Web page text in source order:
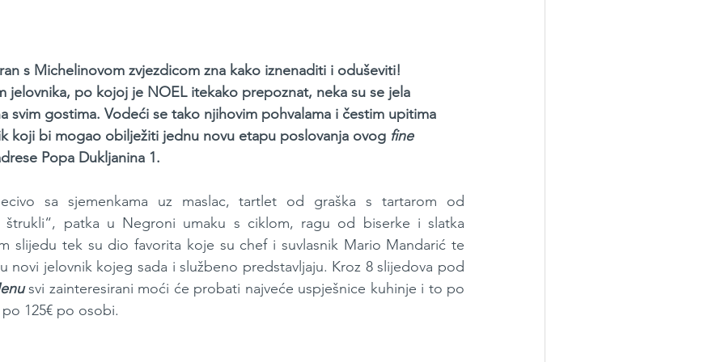
s Michelinovom zvjezdicom zna kako iznenaditi i oduševiti!
jelovnika, po kojoj je NOEL itekako prepoznat, neka su se jela
svim gostima. Vodeći se tako njihovim pohvalama i čestim upitima
koji bi mogao obilježiti jednu novu etapu poslovanja ovog fine
Popa Dukljanina 1.
sa sjemenkama uz maslac, tartlet od graška s tartarom od
štrukli“, patka u Negroni umaku s ciklom, ragu od biserke i slatka
slijedu tek su dio favorita koje su chef i suvlasnik Mario Mandarić te
novi jelovnik kojeg sada i službeno predstavljaju. Kroz 8 slijedova pod
svi zainteresirani moći će probati najveće uspješnice kuhinje i to po
125€ po osobi.